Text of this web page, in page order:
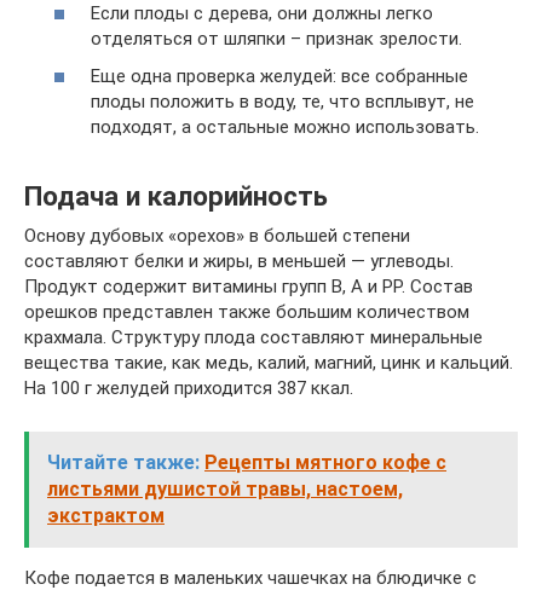
Если плоды с дерева, они должны легко
отделяться от шляпки – признак зрелости.
Еще одна проверка желудей: все собранные
плоды положить в воду, те, что всплывут, не
подходят, а остальные можно использовать.
Подача и калорийность
Основу дубовых «орехов» в большей степени
составляют белки и жиры, в меньшей — углеводы.
Продукт содержит витамины групп В, А и PP. Состав
орешков представлен также большим количеством
крахмала. Структуру плода составляют минеральные
вещества такие, как медь, калий, магний, цинк и кальций.
На 100 г желудей приходится 387 ккал.
Читайте также: Рецепты мятного кофе с
листьями душистой травы, настоем,
экстрактом
Кофе подается в маленьких чашечках на блюдичке с